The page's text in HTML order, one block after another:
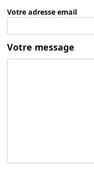
Votre adresse email
Votre message